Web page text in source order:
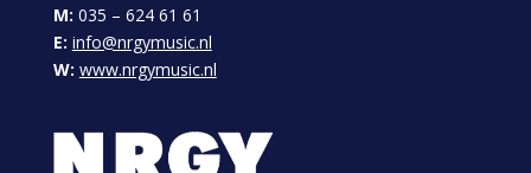
M: 035 – 624 61 61
E: info@nrgymusic.nl
W: www.nrgymusic.nl